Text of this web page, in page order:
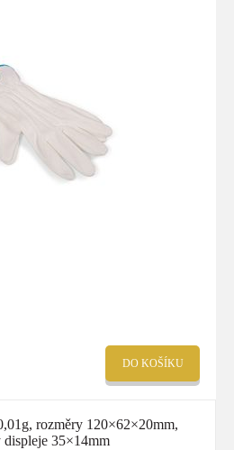
DO KOŠÍKU
rozměry 120×62×20mm,
displeje 35×14mm